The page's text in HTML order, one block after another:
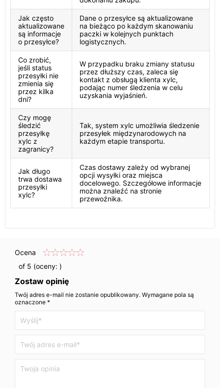
Jak często
aktualizowane
są informacje
o przesyłce?
Dane o przesyłce są aktualizowane
na bieżąco po każdym skanowaniu
paczki w kolejnych punktach
logistycznych.
Co zrobić,
jeśli status
przesyłki nie
zmienia się
przez kilka
dni?
W przypadku braku zmiany statusu
przez dłuższy czas, zaleca się
kontakt z obsługą klienta xylc,
podając numer śledzenia w celu
uzyskania wyjaśnień.
Czy mogę
śledzić
przesyłkę
xylc z
zagranicy?
Tak, system xylc umożliwia śledzenie
przesyłek międzynarodowych na
każdym etapie transportu.
Jak długo
trwa dostawa
przesyłki
xylc?
Czas dostawy zależy od wybranej
opcji wysyłki oraz miejsca
docelowego. Szczegółowe informacje
można znaleźć na stronie
przewoźnika.
Ocena
of 5 (oceny: )
Zostaw opinię
Twój adres e-mail nie zostanie opublikowany. Wymagane pola są
oznaczone *